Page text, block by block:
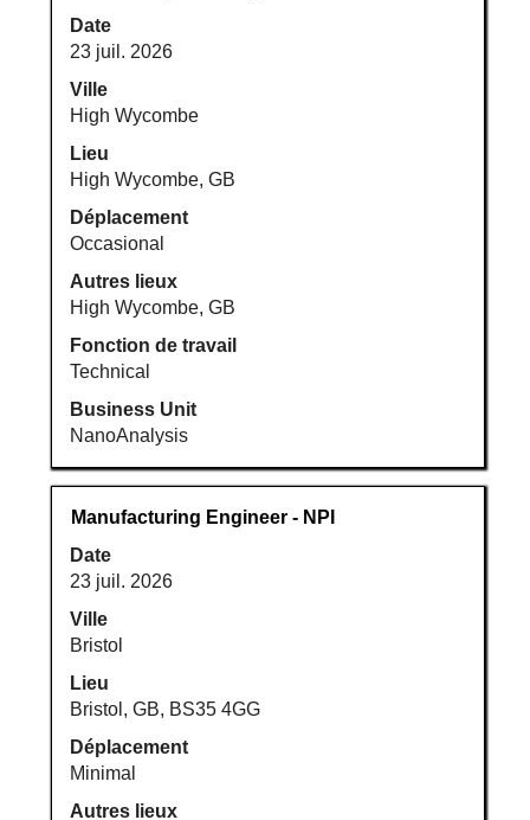
Date
23 juil. 2026
Ville
High Wycombe
Lieu
High Wycombe, GB
Déplacement
Occasional
Autres lieux
High Wycombe, GB
Fonction de travail
Technical
Business Unit
NanoAnalysis
avec
la
barre
d’espacement
pour
afficher
tout
contenu
des
informations
d’emploi.
Titre
Manufacturing Engineer - NPI
Date
23 juil. 2026
Ville
Bristol
Lieu
Bristol, GB, BS35 4GG
Déplacement
Minimal
Autres lieux
Sélectionnez
avec
la
barre
d’espacement
pour
afficher
tout
contenu
des
informations